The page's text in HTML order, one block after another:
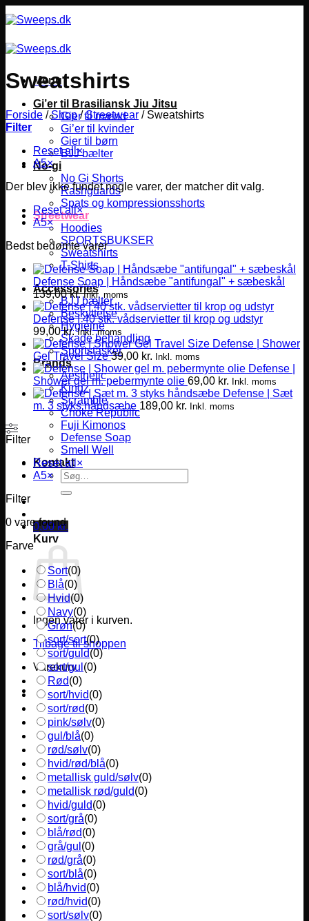
til
Menu
Gi’er til Brasiliansk Jiu Jitsu
Gier til mænd
Gi’er til kvinder
Gier til børn
BJJ bælter
No-gi
No Gi Shorts
Rashguards
Spats og kompressionsshorts
Streetwear
Hoodies
SPORTSBUKSER
Sweatshirts
T-Shirts
Accessories
BJJ bælter
Beskyttelse
Hygiejne
Skade behandling
Sportstasker
Brands
Aesthetic
Kingz
Scramble
Choke Republic
Fuji Kimonos
Defense Soap
Smell Well
Kontakt
Søg
efter:
0,00 kr.
Kurv
Ingen varer i kurven.
Tilbage til shoppen
Varekurv
Sweatshirts
Forside / Shop / Streetwear /Sweatshirts
Filter
Reset all×
A5×
Der blev ikke fundet nogle varer, der matcher dit valg.
Reset all×
A5×
Bedst bedømte varer
Defense Soap | Håndsæbe "antifungal" + sæbeskål
139,00kr. Inkl. moms
Defense | 40 stk. vådservietter til krop og udstyr
99,00kr. Inkl. moms
Defense | Shower
Gel Travel Size 39,00 kr. Inkl. moms
Defense |
Shower gel m. pebermynte olie 69,00 kr. Inkl. moms
Defense | Sæt
m. 3 styks håndsæbe 189,00 kr. Inkl. moms
Filter
Reset all ×
A5×
Filter
0 vare found
Farve
Sort(0)
Blå(0)
Hvid(0)
Navy(0)
Grøn(0)
sort/sort(0)
sort/guld(0)
sort/gul (0)
Rød(0)
sort/hvid(0)
sort/rød(0)
pink/sølv(0)
gul/blå(0)
rød/sølv(0)
hvid/rød/blå(0)
metallisk guld/sølv(0)
metallisk rød/guld(0)
hvid/guld(0)
sort/grå(0)
blå/rød(0)
grå/gul (0)
rød/grå(0)
sort/blå(0)
blå/hvid(0)
rød/hvid(0)
sort/sølv(0)